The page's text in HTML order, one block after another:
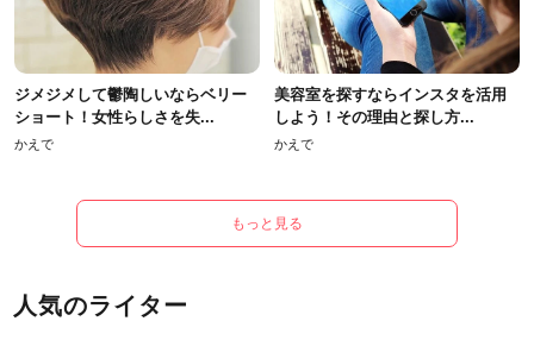
ジメジメして鬱陶しいならベリー
ショート！女性らしさを失...
かえで
美容室を探すならインスタを活用
しよう！その理由と探し方...
かえで
もっと見る
人気のライター